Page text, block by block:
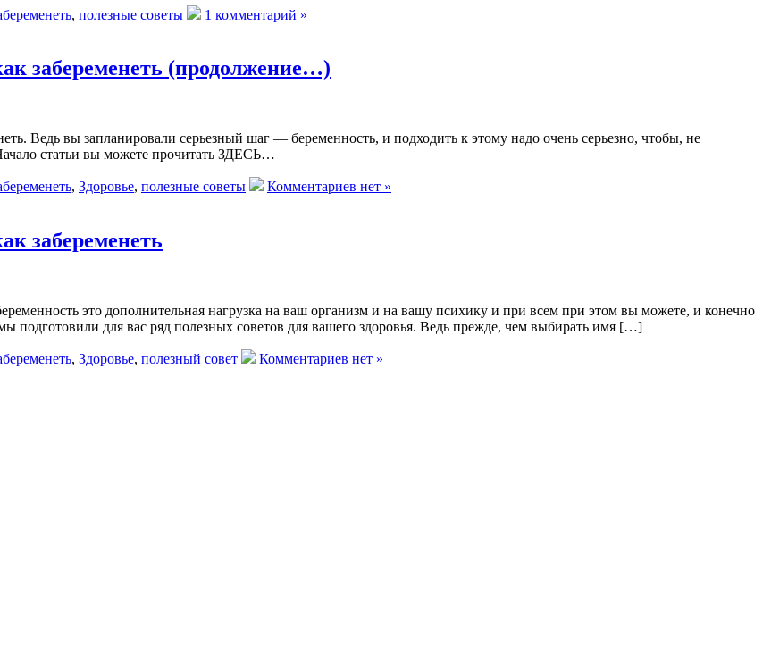
, полезные советы
1 комментарий »
забеременеть (продолжение…)
Ведь вы запланировали серьезный шаг — беременность, и подходить к этому надо очень серьезно, чтобы, не
статьи вы можете прочитать ЗДЕСЬ…
, Здоровье, полезные советы
Комментариев нет »
забеременеть
это дополнительная нагрузка на ваш организм и на вашу психику и при всем при этом вы можете, и конечно
подготовили для вас ряд полезных советов для вашего здоровья. Ведь прежде, чем выбирать имя […]
, Здоровье, полезный совет
Комментариев нет »